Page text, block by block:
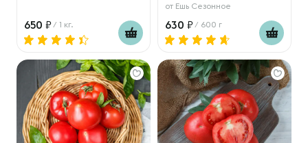
650 / 1 кг.
от Ешь Сезонное
630 / 600 г